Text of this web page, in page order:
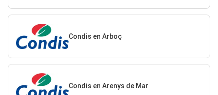
Condis en Arboç
Condis en Arenys de Mar